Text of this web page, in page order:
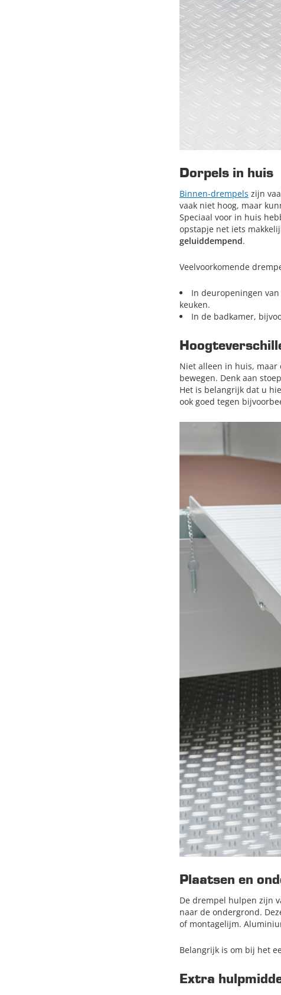
Dorpels in huis
Binnen-drempels zijn
vaak niet hoog, maar
Speciaal voor in huis
opstapje net iets
geluiddempend.
Veelvoorkomende
In deuropeningen
keuken.
In de badkamer,
Niet alleen in huis, maar
bewegen. Denk aan
Het is belangrijk dat u
ook goed tegen
Plaatsen en
De drempel hulpen zijn
naar de ondergrond.
of montagelijm.
Belangrijk is om bij het
Extra